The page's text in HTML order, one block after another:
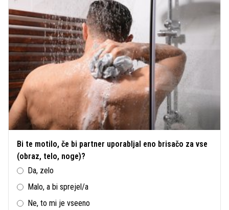
Bi te motilo, če bi partner uporabljal eno brisačo za vse
(obraz, telo, noge)?
Da, zelo
Malo, a bi sprejel/a
Ne, to mi je vseeno